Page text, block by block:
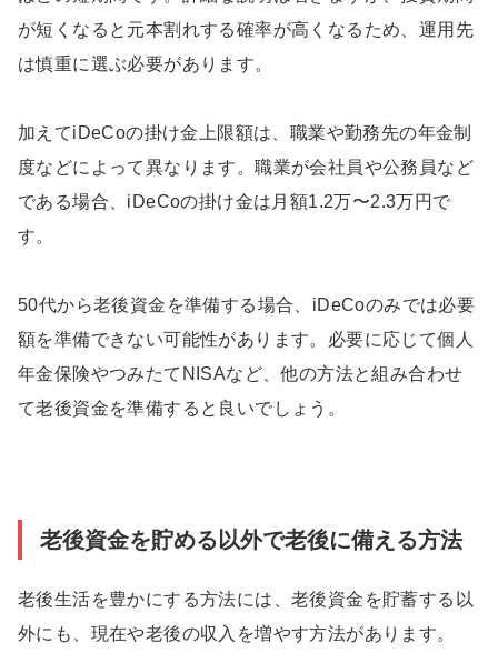
が短くなると元本割れする確率が高くなるため、運用先
は慎重に選ぶ必要があります。
加えてiDeCoの掛け金上限額は、職業や勤務先の年金制
度などによって異なります。職業が会社員や公務員など
である場合、iDeCoの掛け金は月額1.2万〜2.3万円で
す。
50代から老後資金を準備する場合、iDeCoのみでは必要
額を準備できない可能性があります。必要に応じて個人
年金保険やつみたてNISAなど、他の方法と組み合わせ
て老後資金を準備すると良いでしょう。
老後資金を貯める以外で老後に備える方法
老後生活を豊かにする方法には、老後資金を貯蓄する以
外にも、現在や老後の収入を増やす方法があります。